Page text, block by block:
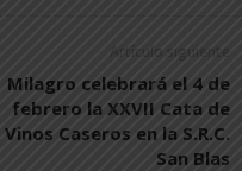
Artículo siguiente
Milagro celebrará el 4 de
febrero la XXVII Cata de
Vinos Caseros en la S.R.C.
San Blas